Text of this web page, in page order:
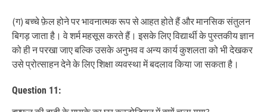
(ग) बच्चे फ़ेल होने पर भावनात्मक रूप से आहत होते हैं और मानसिक संतुलन
बिगड़ जाता है। वे शर्म महसूस करते हैं। इसके लिए विद्यार्थी के पुस्तकीय ज्ञान
को ही न परखा जाए बल्कि उसके अनुभव व अन्य कार्य कुशलता को भी देखकर
उसे प्रोत्साहन देने के लिए शिक्षा व्यवस्था में बदलाव किया जा सकता है।
Question 11: